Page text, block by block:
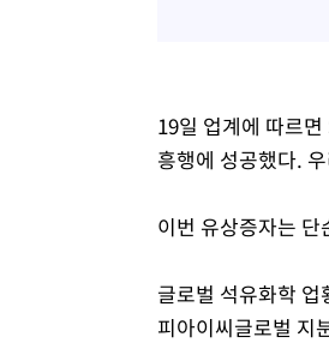
19일 업계에 따르
흥행에 성공했다.
이번 유상증자는
글로벌 석유화학
피아이씨글로벌 지